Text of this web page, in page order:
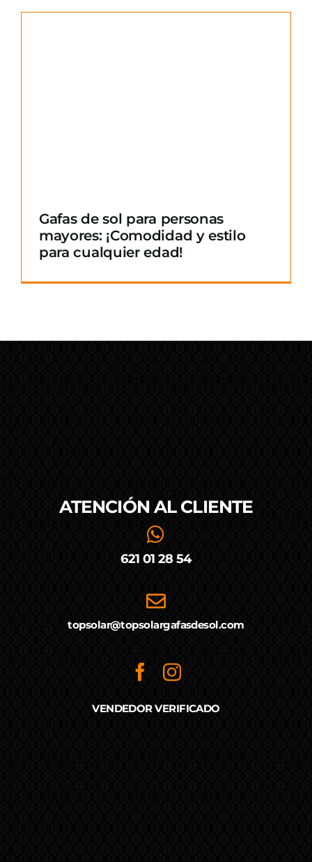
Gafas de sol para personas
mayores: ¡Comodidad y estilo
para cualquier edad!
ATENCIÓN AL CLIENTE
621 01 28 54
topsolar@topsolargafasdesol.com
VENDEDOR VERIFICADO